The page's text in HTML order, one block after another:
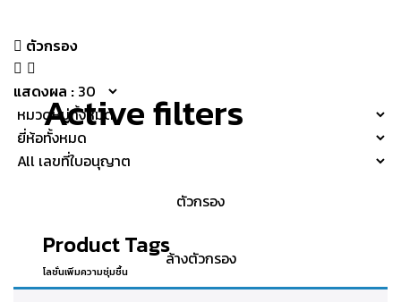
ตัวกรอง
แสดงผล :Active filters
Product Tags
โลชั่นเพิ่มความชุ่มชื้น